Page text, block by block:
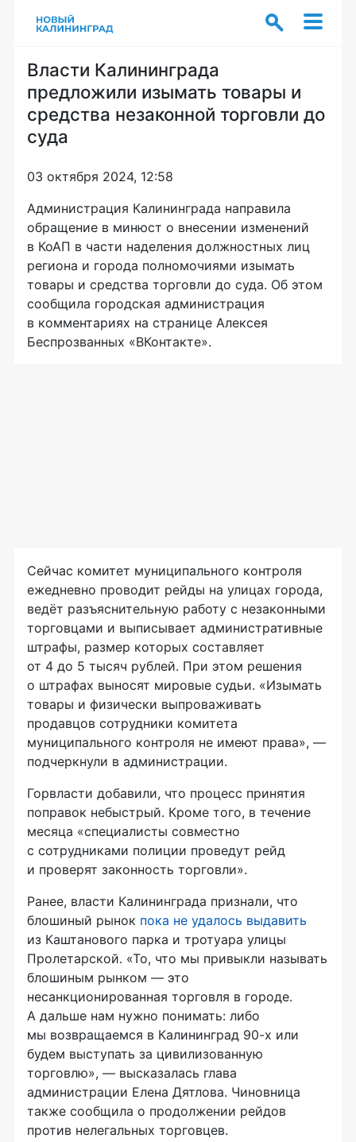
Власти Калининграда
предложили изымать товары и
средства незаконной торговли до
суда
03 октября 2024, 12:58
Администрация Калининграда направила
обращение в минюст о внесении изменений
в КоАП в части наделения должностных лиц
региона и города полномочиями изымать
товары и средства торговли до суда. Об этом
сообщила городская администрация
в комментариях на странице Алексея
Беспрозванных «ВКонтакте».
Сейчас комитет муниципального контроля
ежедневно проводит рейды на улицах города,
ведёт разъяснительную работу с незаконными
торговцами и выписывает административные
штрафы, размер которых составляет
от 4 до 5 тысяч рублей. При этом решения
о штрафах выносят мировые судьи. «Изымать
товары и физически выпроваживать
продавцов сотрудники комитета
муниципального контроля не имеют права», —
подчеркнули в администрации.
Горвласти добавили, что процесс принятия
поправок небыстрый. Кроме того, в течение
месяца «специалисты совместно
с сотрудниками полиции проведут рейд
и проверят законность торговли».
Ранее, власти Калининграда признали, что
блошиный рынок пока не удалось выдавить
из Каштанового парка и тротуара улицы
Пролетарской. «То, что мы привыкли называть
блошиным рынком — это
несанкционированная торговля в городе.
А дальше нам нужно понимать: либо
мы возвращаемся в Калининград 90-х или
будем выступать за цивилизованную
торговлю», — высказалась глава
администрации Елена Дятлова. Чиновница
также сообщила о продолжении рейдов
против нелегальных торговцев.